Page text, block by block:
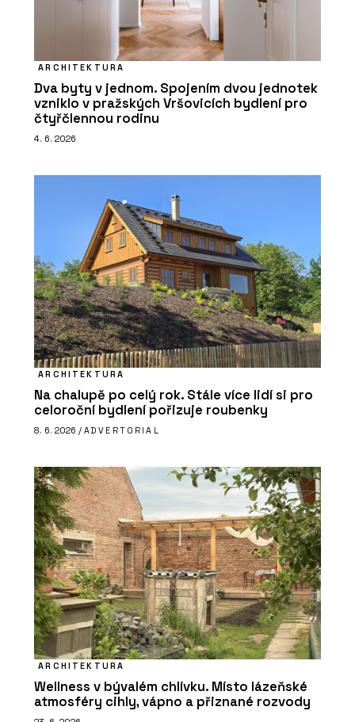
ARCHITEKTURA
Dva byty v jednom. Spojením dvou jednotek
vzniklo v pražských Vršovicích bydlení pro
čtyřčlennou rodinu
4. 6. 2026
ARCHITEKTURA
Na chalupě po celý rok. Stále více lidí si pro
celoroční bydlení pořizuje roubenky
8. 6. 2026 / ADVERTORIAL
ARCHITEKTURA
Wellness v bývalém chlívku. Místo lázeňské
atmosféry cihly, vápno a přiznané rozvody